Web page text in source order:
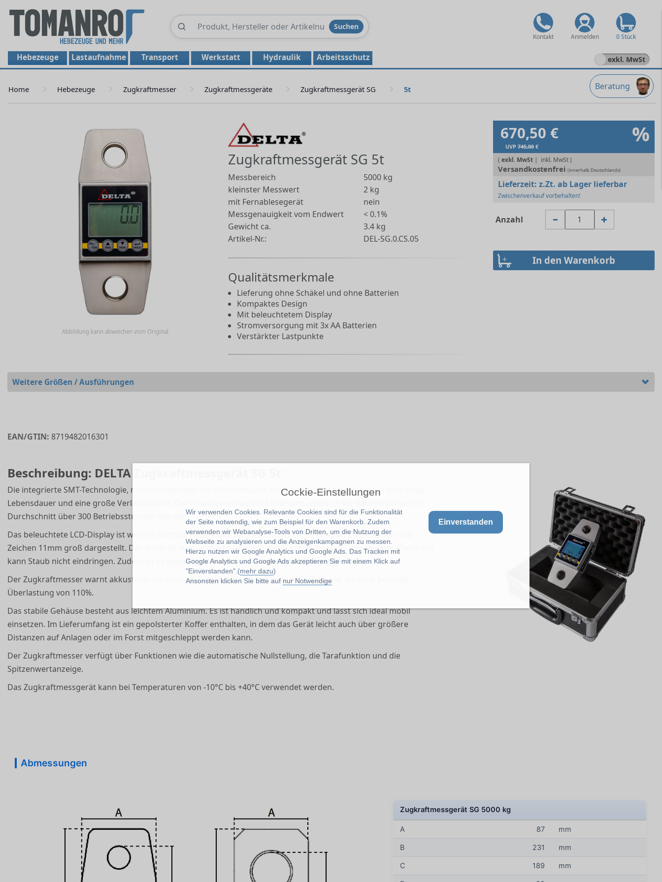
Cockie-Einstellungen
Wir verwenden Cookies. Relevante Cookies sind für die Funktionalität
der Seite notwendig, wie zum Beispiel für den Warenkorb. Zudem
verwenden wir Webanalyse-Tools von Dritten, um die Nutzung der
Webseite zu analysieren und die Anzeigenkampagnen zu messen.
Hierzu nutzen wir Google Analytics und Google Ads. Das Tracken mit
Google Analytics und Google Ads akzeptieren Sie mit einem Klick auf
"Einverstanden".(mehr dazu)
Ansonsten klicken Sie bitte auf nur Notwendige
Einverstanden
Produkte
durchsuchen
Suchen
Kontakt Anmelden 0 Stück
Hebezeuge Lastaufnahme Transport Werkstatt Hydraulik Arbeitsschutz exkl. MwSt
Beratung
Home Hebezeuge Zugkraftmesser Zugkraftmessgeräte Zugkraftmessgerät SG 5t
Abbildung kann abweichen vom Original
Zugkraftmessgerät SG 5t
Messbereich
5000 kg
kleinster Messwert
2 kg
mit Fernablesegerät
nein
Messgenauigkeit vom Endwert
< 0.1%
Gewicht ca.
3.4 kg
Artikel-Nr.:
DEL-SG.0.CS.05
Qualitätsmerkmale
Lieferung ohne Schäkel und ohne Batterien
Kompaktes Design
Mit beleuchtetem Display
Stromversorgung mit 3x AA Batterien
Verstärkter Lastpunkte
670,50 € %
UVP745,00€
( exkl. MwSt |
Versandkostenfrei (innerhalb Deutschlands)
Lieferzeit: z.Zt. ab Lager lieferbar
Zwischenverkauf vorbehalten!
Anzahl
Weitere Größen / Ausführungen
EAN/GTIN: 8719482016301
Beschreibung: DELTA Zugkraftmessgerät SG 5t
Die integrierte SMT-Technologie, mit hochwertigen Schaltkreisen und dedizierter Wägezelle sorgt für eine lange
Lebensdauer und eine große Verlässlichkeit. Der Energieverbrauch ist sparsam, wodurch die Batterielaufzeit im
Durchschnitt über 300 Betriebsstunden beträgt.
Das beleuchtete LCD-Display ist weithin sichtbar. Neben den 22mm großen Zahlen, werden die Einheiten und
Zeichen 11mm groß dargestellt. Das Gerät ist Wasserdicht bzw. nach der Schutzklasse IP65 abgedichtet. Demnach
kann Staub nicht eindringen. Zudem ist es gegen Strahlwasser aus beliebiger Richtung geschützt.
Der Zugkraftmesser warnt akkustisch wie auch im Display sowohl bei schwacher Batterie, als auch bei einer
Überlastung von 110%.
Das stabile Gehäuse besteht aus leichtem Aluminium. Es ist handlich und kompakt und lässt sich ideal mobil
einsetzen. Im Lieferumfang ist ein gepolsterter Koffer enthalten, in dem das Gerät leicht auch über größere
Distanzen auf Anlagen oder im Forst mitgeschleppt werden kann.
Der Zugkraftmesser verfügt über Funktionen wie die automatische Nullstellung, die Tarafunktion und die
Spitzenwertanzeige.
Das Zugkraftmessgerät kann bei Temperaturen von -10°C bis +40°C verwendet werden.
Abmessungen
Zugkraftmessgerät SG 5000 kg
A 87 mm
B 231 mm
C 189 mm